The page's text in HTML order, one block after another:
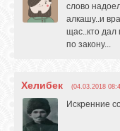
САЙТЫ
ОТВЕТЫ
слово
алкашу..и
щас..кто дал
по закону...
Хелибек (04.03.2018
Искренние